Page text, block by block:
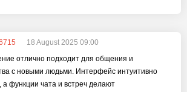
18 August 2025 09:00
отлично подходит для общения и
с новыми людьми. Интерфейс интуитивно
а функции чата и встреч делают